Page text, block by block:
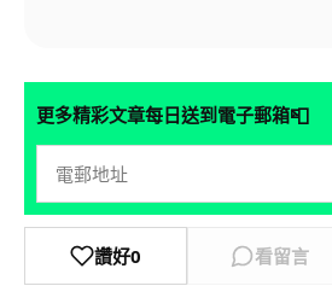
更多精彩文章每日送到電子郵箱📮
讚好0 看留言